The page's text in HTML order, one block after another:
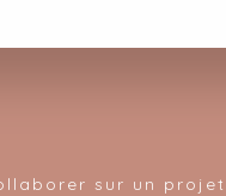
sur un